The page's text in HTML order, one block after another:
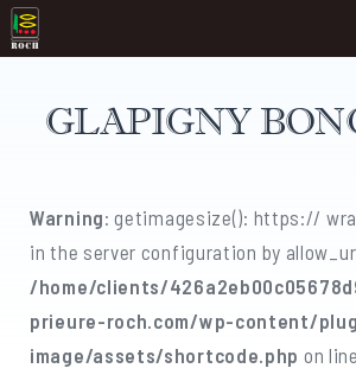
Skip
to
Domaine Prieuré Roch
GLAPIGNY
Warning: getimagesize(): https://
in the server configuration by
/home/clients/
prieure-roch.com/wp-content/
image/assets/shortcode.php on line